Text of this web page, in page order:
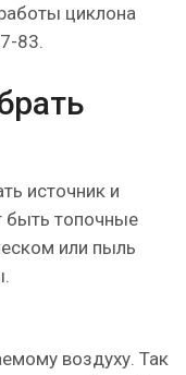
циклона
83.
источник и
быть топочные
или пыль
воздуху. Так